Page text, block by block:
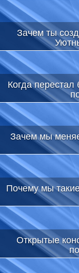
Зачем ты
Когда
Зачем мы
Почему мы
Открытые